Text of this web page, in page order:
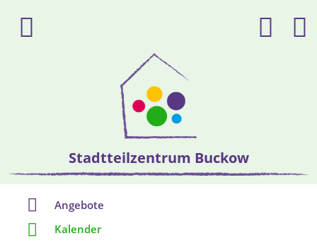
Stadtteilzentrum Buckow
Angebote
Kalender